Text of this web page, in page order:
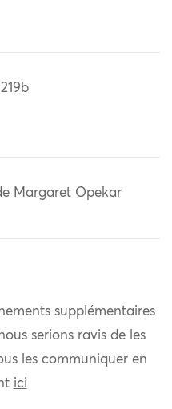
Margaret Opekar
supplémentaires
serions ravis de les
les communiquer en
ici